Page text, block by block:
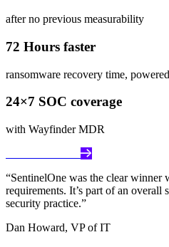
after no previous measurability
72 Hours faster
ransomware recovery time,
24×7 SOC coverage
with Wayfinder MDR
“SentinelOne was the clear winner
requirements. It’s part of an overall
security practice.”
Dan Howard, VP of IT